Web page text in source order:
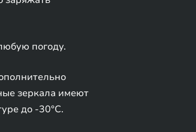
погоду.
зеркала имеют
до -30°C.